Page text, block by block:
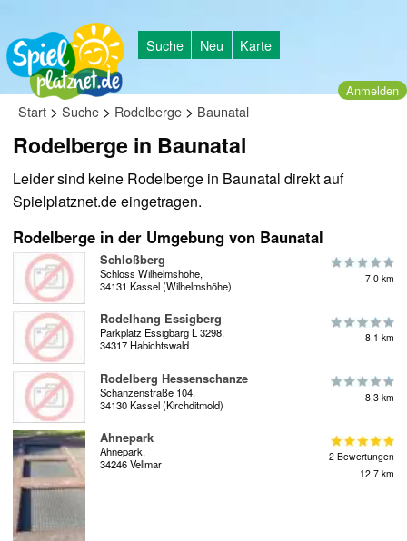
Suche Neu Karte
Anmelden
Start > Suche > Rodelberge > Baunatal
Rodelberge in Baunatal
Leider sind keine Rodelberge in Baunatal direkt auf
Spielplatznet.de eingetragen.
Rodelberge in der Umgebung von Baunatal
Schloßberg
Schloss Wilhelmshöhe,
34131 Kassel (Wilhelmshöhe)
7.0 km
Rodelhang Essigberg
Parkplatz Essigbarg L 3298,
34317 Habichtswald
8.1 km
Rodelberg Hessenschanze
Schanzenstraße 104,
34130 Kassel (Kirchditmold)
8.3 km
Ahnepark
Ahnepark,
34246 Vellmar
2 Bewertungen
12.7 km